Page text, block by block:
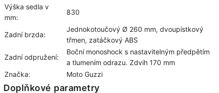
Výška sedla v
mm:
830
Zadní brzda:
Jednokotoučový Ø 260 mm, dvoupístkový
třmen, zatáčkový ABS
Zadní odpružení:
Boční monoshock s nastavitelným předpětím
a tlumením odrazu. Zdvih 170 mm
Značka:
Moto Guzzi
Doplňkové parametry